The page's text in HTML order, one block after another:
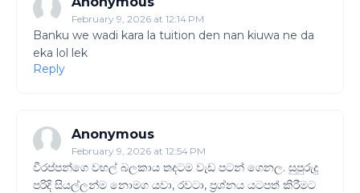
February 9, 2026 at 12:14 PM
Banku we wadi kara la tuition den nan kiuwa ne da
eka lol lek
Reply
Anonymous
February 9, 2026 at 12:54 PM
වීරප්පන්ගෙ වහල් බලකාය තදටම වැඩ පටන් ගෙනල. සුපුරුදු
පරිදි සියල්ලන්ම නොමග යවා, රවටා, ප්‍රශ්නය යටපත් කිරීමට